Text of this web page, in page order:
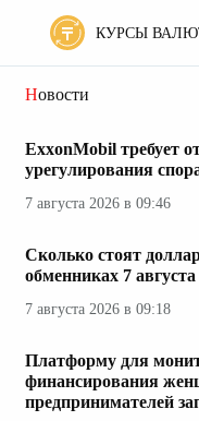
КУРСЫ
Новости
ExxonMobil требует
урегулирования
7 августа 2026 в 09:46
Сколько стоят
обменниках 7 августа
7 августа 2026 в 09:18
Платформу для
финансирования
предпринимателей